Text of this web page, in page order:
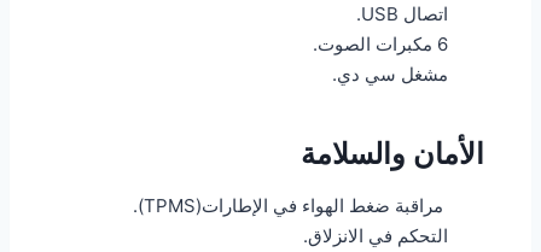
اتصال USB.
6 مكبرات الصوت.
مشغل سي دي.
الأمان والسلامة
مراقبة ضغط الهواء في الإطارات(TPMS).
التحكم في الانزلاق.